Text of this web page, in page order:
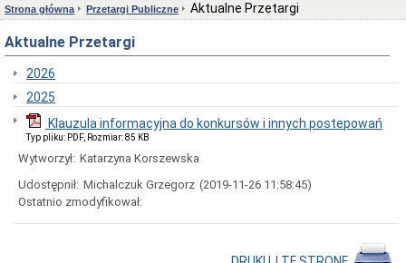
Zamówienia
Publiczne
Plany
postępowań
Aktualne
przetargi
Zakończone
przetargi
Szacowanie
wartości
zamówia
e-
Strona główna Przetargi Publiczne Aktualne Przetargi
Aktualne Przetargi
2026
2025
Klauzula informacyjna do konkursów i innych postepowań
Typ pliku: PDF, Rozmiar: 85 KB
Wytworzył: Katarzyna Korszewska
Udostępnił: Michalczuk Grzegorz (2019-11-26 11:58:45)
Ostatnio zmodyfikował: